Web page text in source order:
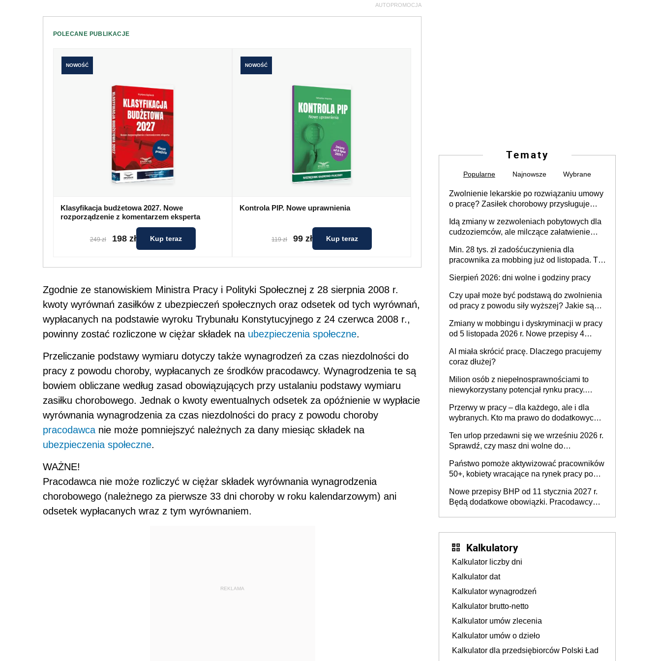
AUTOPROMOCJA
POLECANE PUBLIKACJE
NOWOŚĆ
Klasyfikacja budżetowa 2027. Nowe
rozporządzenie z komentarzem eksperta
249 zł 198 zł Kup teraz
NOWOŚĆ
Kontrola PIP. Nowe uprawnienia
119 zł 99 zł Kup teraz
Zgodnie ze stanowiskiem Ministra Pracy i Polityki Społecznej z 28 sierpnia 2008 r.
kwoty wyrównań zasiłków z ubezpieczeń społecznych oraz odsetek od tych wyrównań,
wypłacanych na podstawie wyroku Trybunału Konstytucyjnego z 24 czerwca 2008 r.,
powinny zostać rozliczone w ciężar składek na ubezpieczenia społeczne.
Przeliczanie podstawy wymiaru dotyczy także wynagrodzeń za czas niezdolności do
pracy z powodu choroby, wypłacanych ze środków pracodawcy. Wynagrodzenia te są
bowiem obliczane według zasad obowiązujących przy ustalaniu podstawy wymiaru
zasiłku chorobowego. Jednak o kwoty ewentualnych odsetek za opóźnienie w wypłacie
wyrównania wynagrodzenia za czas niezdolności do pracy z powodu choroby
pracodawca nie może pomniejszyć należnych za dany miesiąc składek na
ubezpieczenia społeczne.
WAŻNE!
Pracodawca nie może rozliczyć w ciężar składek wyrównania wynagrodzenia
chorobowego (należnego za pierwsze 33 dni choroby w roku kalendarzowym) ani
odsetek wypłacanych wraz z tym wyrównaniem.
REKLAMA
Tematy
Popularne Najnowsze Wybrane
Zwolnienie lekarskie po rozwiązaniu umowy
o pracę? Zasiłek chorobowy przysługuje
dni od ustania stosunku pracy
Idą zmiany w zezwoleniach pobytowych dla
cudzoziemców, ale milczące załatwienie
Min. 28 tys. zł zadośćuczynienia dla
pracownika za mobbing już od listopada. To
zespołu
Sierpień 2026: dni wolne i godziny pracy
Czy upał może być podstawą do zwolnienia
od pracy z powodu siły wyższej? Jakie są
Zmiany w mobbingu i dyskryminacji w pracy
od 5 listopada 2026 r. Nowe przepisy 4
Ustaw
AI miała skrócić pracę. Dlaczego pracujemy
coraz dłużej?
Milion osób z niepełnosprawnościami to
niewykorzystany potencjał rynku pracy.
dofinansowań czy refundacji, ale bariery po
stronie systemu i świadomości
pracodawców [WYWIAD]
Przerwy w pracy – dla każdego, ale i dla
wybranych. Kto ma prawo do dodatkowych
Ten urlop przedawni się we wrześniu 2026 r.
Sprawdź, czy masz dni wolne do
Państwo pomoże aktywizować pracowników
50+, kobiety wracające na rynek pracy po
osoby neuroatypowe. Powstanie Fundusz
na rzecz Inkluzywności w Zatrudnianiu?
Nowe przepisy BHP od 11 stycznia 2027 r.
Będą dodatkowe obowiązki. Pracodawcy
Kalkulatory
Kalkulator liczby dni
Kalkulator dat
Kalkulator wynagrodzeń
Kalkulator brutto-netto
Kalkulator umów zlecenia
Kalkulator umów o dzieło
Kalkulator dla przedsiębiorców Polski Ład